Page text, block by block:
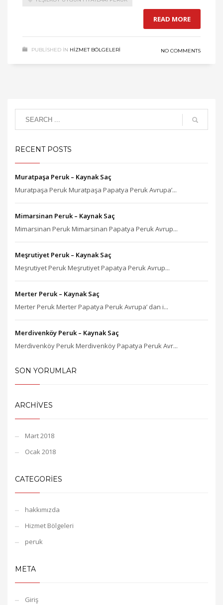
READ MORE
PUBLISHED IN HIZMET BÖLGELERI NO COMMENTS
RECENT POSTS
Muratpaşa Peruk – Kaynak Saç
Muratpaşa Peruk Muratpaşa Papatya Peruk Avrupa’...
Mimarsinan Peruk – Kaynak Saç
Mimarsinan Peruk Mimarsinan Papatya Peruk Avrup...
Meşrutiyet Peruk – Kaynak Saç
Meşrutiyet Peruk Meşrutiyet Papatya Peruk Avrup...
Merter Peruk – Kaynak Saç
Merter Peruk Merter Papatya Peruk Avrupa’ dan i...
Merdivenköy Peruk – Kaynak Saç
Merdivenköy Peruk Merdivenköy Papatya Peruk Avr...
SON YORUMLAR
ARCHIVES
Mart 2018
Ocak 2018
CATEGORIES
hakkımızda
Hizmet Bölgeleri
peruk
META
Giriş